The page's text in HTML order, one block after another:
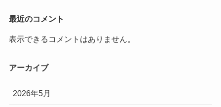
最近のコメント
表示できるコメントはありません。
アーカイブ
2026年5月